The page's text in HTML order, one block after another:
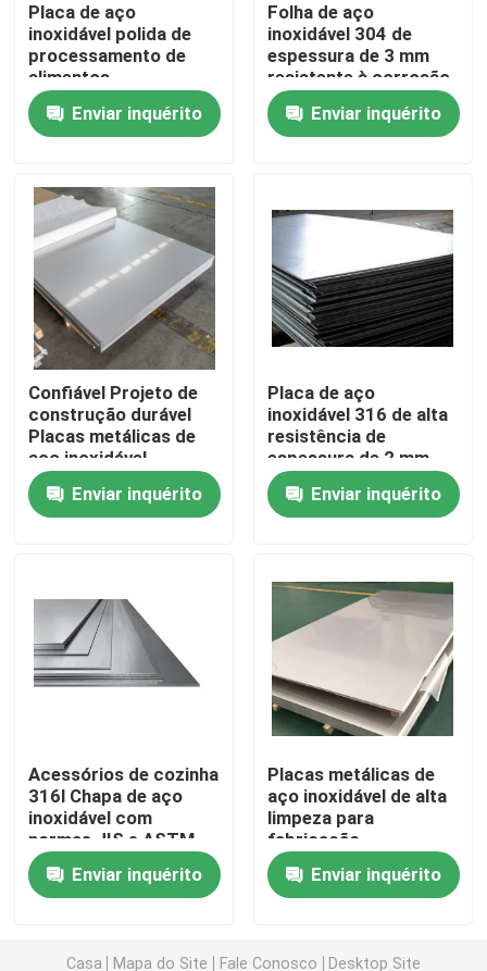
Para casa
Produtos
Sobre nós
Controle de qualidade
Solicite um orçamento
Tubulação de aço inoxidável do tubo
bobina de aço inoxidável
Perfil de aço inoxidável
Placa de aço
inoxidável polida de
processamento de
alimentos
Enviar inquérito
Folha de aço
inoxidável 304 de
espessura de 3 mm
resistente à corrosão
para uso industrial
Enviar inquérito
Confiável Projeto de
construção durável
Placas metálicas de
aço inoxidável
longevidade
Confiabilidade
Enviar inquérito
Placa de aço
inoxidável 316 de alta
resistência de
espessura de 2 mm
para equipamentos
navaisEnviar inquérito
Acessórios de cozinha
316l Chapa de aço
inoxidável com
normas JIS e ASTM
Enviar inquérito
Placas metálicas de
aço inoxidável de alta
limpeza para
fabricação
farmacêutica
Enviar inquérito
Casa Mapa do Site Fale Conosco Desktop Site